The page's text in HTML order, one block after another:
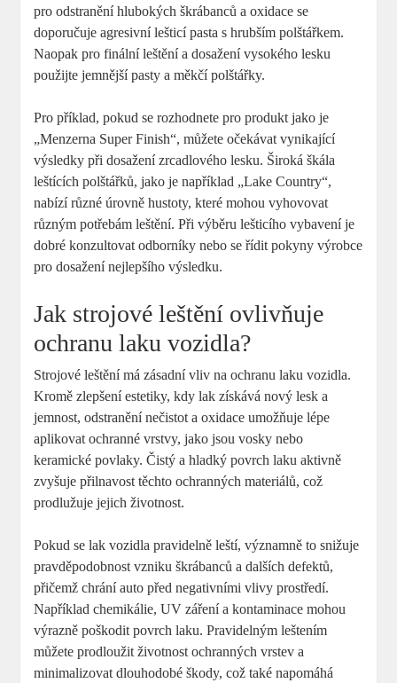
⁣pro odstranění hlubokých škrábanců a oxidace ⁣se
doporučuje agresivní lešticí pasta s​ hrubším⁤ polštářkem.
Naopak pro‌ finální ⁣leštění a dosažení vysokého lesku
použijte ⁢jemnější pasty‌ a ​měkčí polštářky.
Pro příklad,​ pokud ⁤se rozhodnete pro produkt jako je
„Menzerna Super Finish“, můžete očekávat ⁢vynikající
výsledky při dosažení zrcadlového⁣ lesku. Široká ⁣škála
leštících polštářků, jako ‍je ‍například ‌„Lake Country“,
nabízí různé úrovně‍ hustoty, které mohou vyhovovat
různým potřebám ‍leštění.‍ Při výběru lešticího vybavení je
dobré konzultovat⁤ odborníky nebo se řídit pokyny výrobce
pro dosažení nejlepšího ⁤výsledku.
Jak strojové⁤ leštění ovlivňuje
ochranu laku vozidla?
Strojové leštění ‌má ‌zásadní vliv na ochranu ⁣laku ⁣vozidla.
Kromě ‍zlepšení estetiky,​ kdy ⁤lak získává nový lesk a
jemnost, odstranění nečistot⁢ a oxidace umožňuje lépe⁢
aplikovat ochranné vrstvy, jako jsou vosky nebo
keramické‌ povlaky.⁣ Čistý a⁤ hladký povrch laku aktivně
zvyšuje přilnavost těchto ochranných materiálů, což
prodlužuje jejich životnost.
Pokud se‍ lak vozidla ⁢pravidelně leští, významně to snižuje
pravděpodobnost vzniku škrábanců a dalších defektů,
přičemž chrání‍ auto před negativními vlivy prostředí.
Například chemikálie, UV záření a kontaminace mohou
výrazně ‌poškodit⁤ povrch laku. Pravidelným leštením
můžete prodloužit životnost ochranných vrstev a
minimalizovat dlouhodobé škody, což také‍ napomáhá